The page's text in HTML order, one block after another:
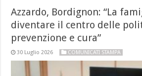
Azzardo, Bordignon: “La
diventare il centro delle
prevenzione e cura”
30 Luglio 2026 COMUNICATI STAMPA